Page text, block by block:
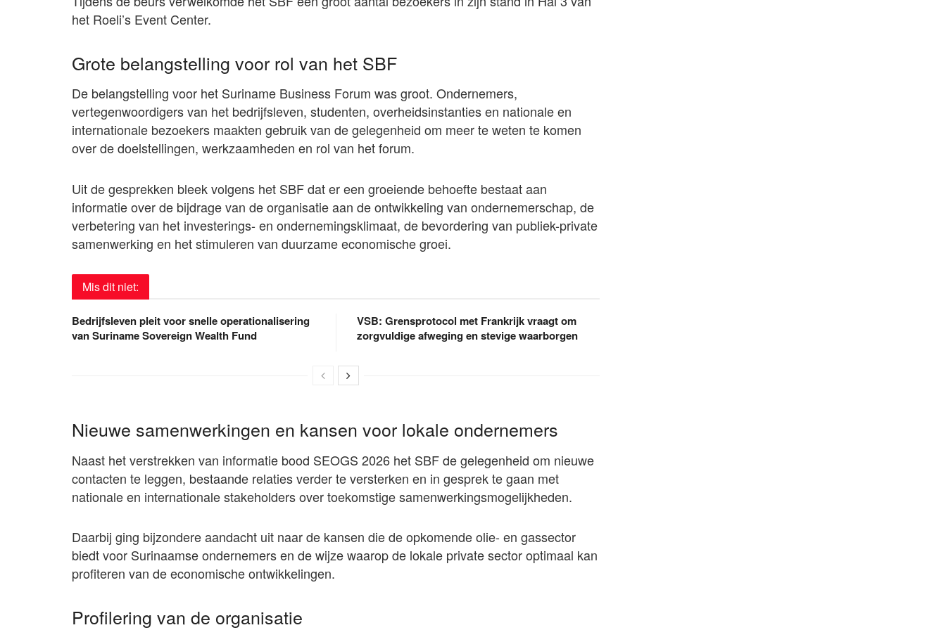
het Roeli’s Event Center.
Grote belangstelling voor rol van het SBF
De belangstelling voor het Suriname Business Forum was groot. Ondernemers,
vertegenwoordigers van het bedrijfsleven, studenten, overheidsinstanties en nationale en
internationale bezoekers maakten gebruik van de gelegenheid om meer te weten te komen
over de doelstellingen, werkzaamheden en rol van het forum.
Uit de gesprekken bleek volgens het SBF dat er een groeiende behoefte bestaat aan
informatie over de bijdrage van de organisatie aan de ontwikkeling van ondernemerschap, de
verbetering van het investerings- en ondernemingsklimaat, de bevordering van publiek-private
samenwerking en het stimuleren van duurzame economische groei.
Mis dit niet:
Bedrijfsleven pleit voor snelle operationalisering
van Suriname Sovereign Wealth Fund
VSB: Grensprotocol met Frankrijk vraagt om
zorgvuldige afweging en stevige waarborgen
Nieuwe samenwerkingen en kansen voor lokale ondernemers
Naast het verstrekken van informatie bood SEOGS 2026 het SBF de gelegenheid om nieuwe
contacten te leggen, bestaande relaties verder te versterken en in gesprek te gaan met
nationale en internationale stakeholders over toekomstige samenwerkingsmogelijkheden.
Daarbij ging bijzondere aandacht uit naar de kansen die de opkomende olie- en gassector
biedt voor Surinaamse ondernemers en de wijze waarop de lokale private sector optimaal kan
profiteren van de economische ontwikkelingen.
Profilering van de organisatie